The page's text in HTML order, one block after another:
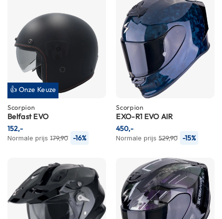
h
e
l
m
n
K
i
n
d
e
o
r
h
👍 Onze Keuze
Scorpion
Belfast EVO
Normale prijs 179,90 -16%
152,-
Scorpion
EXO-R1 EVO AIR
Normale prijs 529,90 -15%
450,-